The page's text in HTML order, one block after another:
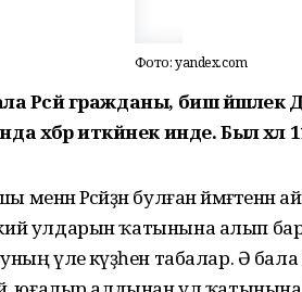
Фото: yandex.com
Рәсәй гражданы, биш
хәбәр иткәйнек инде. Был хәл
Рәсәйҙән булған
улдарын ҡатынына алып
үле кәүҙәһен табалар. Ә